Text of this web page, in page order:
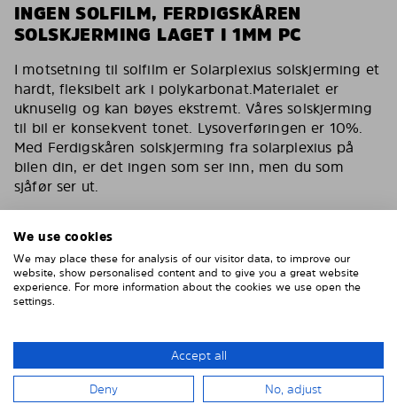
INGEN SOLFILM, FERDIGSKÅREN
SOLSKJERMING LAGET I 1MM PC
I motsetning til solfilm er Solarplexius solskjerming et
hardt, fleksibelt ark i polykarbonat.Materialet er
uknuselig og kan bøyes ekstremt. Våres solskjerming
til bil er konsekvent tonet. Lysoverføringen er 10%.
Med Ferdigskåren solskjerming fra solarplexius på
bilen din, er det ingen som ser inn, men du som
sjåfør ser ut.
Du har de samme egenskapene som en solfilm for
bilen med våres solskjerming. Reduserer varmen,
fjerner 90% av direkte sollys. Solskjerming for bilen
din som også er kollisjonstestet av svenske VTI og
godkjent av tyske TÜF.
Enklare och smartare än solfilm
Montera enkelt på 15 minuter
Tona dina bilrutor utan solfilm
We use cookies
We may place these for analysis of our visitor data, to improve our
website, show personalised content and to give you a great website
experience. For more information about the cookies we use open the
settings.
Accept all
Deny No, adjust